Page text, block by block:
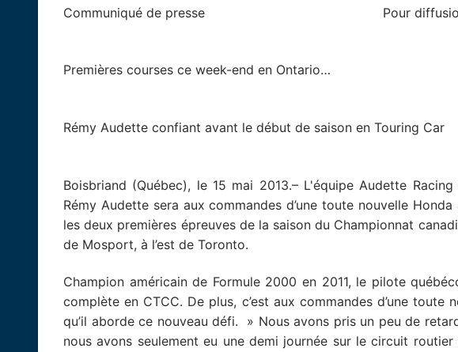
Communiqué de presse Pour diffusion
Premières courses ce week-end en Ontario…
Rémy Audette confiant avant le début de saison en Touring Car
Boisbriand (Québec), le 15 mai 2013.– L'équipe Audette
Rémy Audette sera aux commandes d’une toute nouvelle
les deux premières épreuves de la saison du Championnat
de Mosport, à l’est de Toronto.
Champion américain de Formule 2000 en 2011, le pilote
complète en CTCC. De plus, c’est aux commandes d’une
qu’il aborde ce nouveau défi. » Nous avons pris un peu de
nous avons seulement eu une demi journée sur le circuit